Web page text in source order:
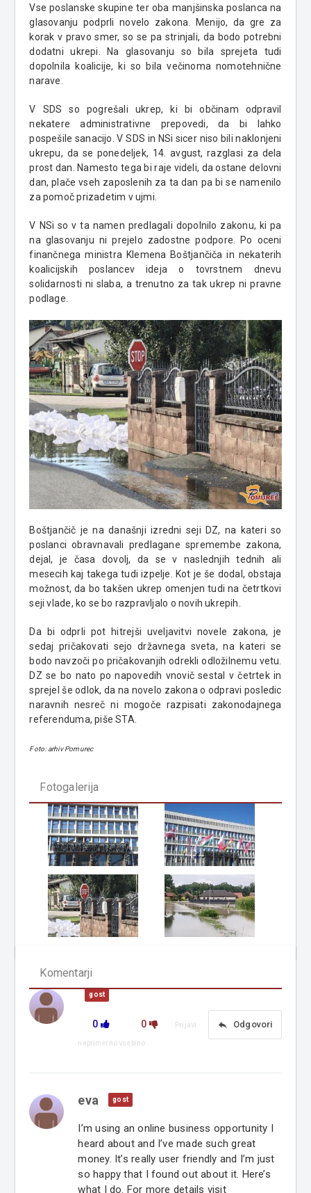
Vse poslanske skupine ter oba manjšinska poslanca na
glasovanju podprli novelo zakona. Menijo, da gre za
korak v pravo smer, so se pa strinjali, da bodo potrebni
dodatni ukrepi. Na glasovanju so bila sprejeta tudi
dopolnila koalicije, ki so bila večinoma nomotehnične
narave.
V SDS so pogrešali ukrep, ki bi občinam odpravil
nekatere administrativne prepovedi, da bi lahko
pospešile sanacijo. V SDS in NSi sicer niso bili naklonjeni
ukrepu, da se ponedeljek, 14. avgust, razglasi za dela
prost dan. Namesto tega bi raje videli, da ostane delovni
dan, plače vseh zaposlenih za ta dan pa bi se namenilo
za pomoč prizadetim v ujmi.
V NSi so v ta namen predlagali dopolnilo zakonu, ki pa
na glasovanju ni prejelo zadostne podpore. Po oceni
finančnega ministra Klemena Boštjančiča in nekaterih
koalicijskih poslancev ideja o tovrstnem dnevu
solidarnosti ni slaba, a trenutno za tak ukrep ni pravne
podlage.
Boštjančič je na današnji izredni seji DZ, na kateri so
poslanci obravnavali predlagane spremembe zakona,
dejal, je časa dovolj, da se v naslednjih tednih ali
mesecih kaj takega tudi izpelje. Kot je še dodal, obstaja
možnost, da bo takšen ukrep omenjen tudi na četrtkovi
seji vlade, ko se bo razpravljalo o novih ukrepih.
Da bi odprli pot hitrejši uveljavitvi novele zakona, je
sedaj pričakovati sejo državnega sveta, na kateri se
bodo navzoči po pričakovanjih odrekli odložilnemu vetu.
DZ se bo nato po napovedih vnovič sestal v četrtek in
sprejel še odlok, da na novelo zakona o odpravi posledic
naravnih nesreč ni mogoče razpisati zakonodajnega
referenduma, piše STA.
Foto: arhiv Pomurec
Fotogalerija
Komentarji
gost
0 0 reply Odgovori
Prijavi
neprimerno vsebino
eva gost
I’m using an online business opportunity I
heard about and I’ve made such great
money. It’s really user friendly and I’m just
so happy that I found out about it. Here’s
what I do. For more details visit